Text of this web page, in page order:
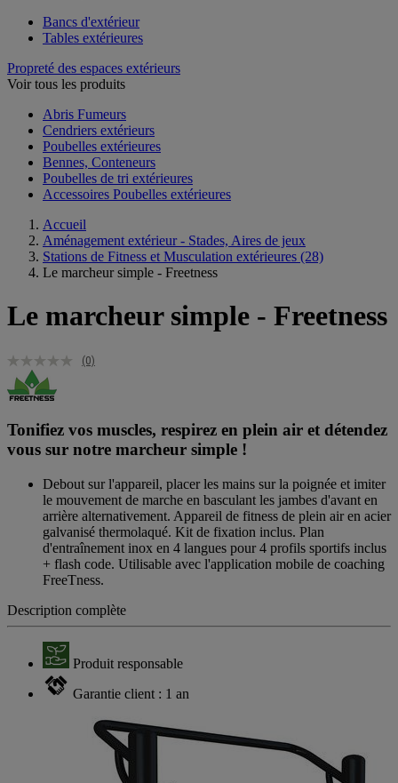
Bancs d'extérieur
Tables extérieures
Propreté des espaces extérieurs
Voir tous les produits
Abris Fumeurs
Cendriers extérieurs
Poubelles extérieures
Bennes, Conteneurs
Poubelles de tri extérieures
Accessoires Poubelles extérieures
Accueil
Aménagement extérieur - Stades, Aires de jeux
Stations de Fitness et Musculation extérieures (28)
Le marcheur simple - Freetness
Le marcheur simple - Freetness
(0)
Tonifiez vos muscles, respirez en plein air et détendez
vous sur notre marcheur simple !
Debout sur l'appareil, placer les mains sur la poignée et imiter
le mouvement de marche en basculant les jambes d'avant en
arrière alternativement. Appareil de fitness de plein air en acier
galvanisé thermolaqué. Kit de fixation inclus. Plan
d'entraînement inox en 4 langues pour 4 profils sportifs inclus
+ flash code. Utilisable avec l'application mobile de coaching
FreeTness.
Description complète
Produit responsable
Garantie client : 1 an